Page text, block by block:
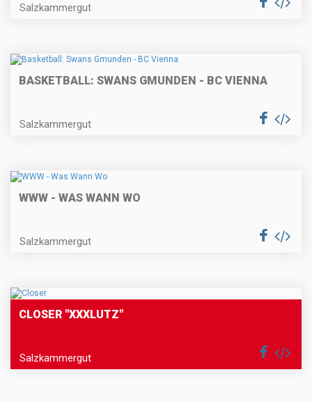
Salzkammergut
BASKETBALL: SWANS GMUNDEN - BC VIENNA
Salzkammergut
WWW - WAS WANN WO
Salzkammergut
CLOSER "XXXLUTZ"
Salzkammergut